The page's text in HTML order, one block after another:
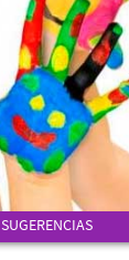
SUGERENCIAS